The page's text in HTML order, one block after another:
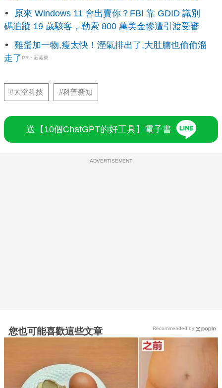
原來 Windows 11 會出賣你？FBI 靠 GDID 識別
碼追蹤 19 歲駭客，勒索 800 萬美金慘遭引渡受審
雞蛋加一物,瘦太快！溼氣排出了,大肚腩也偷偷溜
走了 PR・新素簡
#太空科技 #科普新知
送【10個ChatGPT的好工具】電子書
ADVERTISEMENT
您也可能喜歡這些文章 Recommended by